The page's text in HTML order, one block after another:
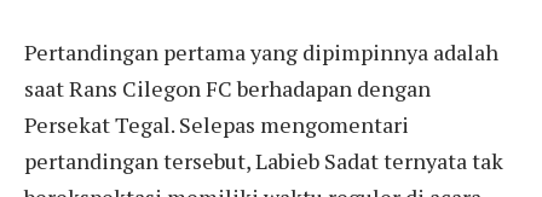
Pertandingan pertama yang dipimpinnya adalah
saat Rans Cilegon FC berhadapan dengan
Persekat Tegal. Selepas mengomentari
pertandingan tersebut, Labieb Sadat ternyata tak